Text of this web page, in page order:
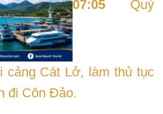
07:05 Quý
cảng Cát Lở, làm thủ tục
đi Côn Đảo.